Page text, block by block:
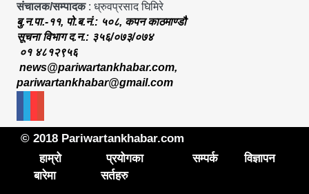
संचालक/सम्पादक: ध्रुवप्रसाद घिमिरे
बु.न.पा.-११, पो.ब.नं.: ५०८, कपन काठमाण्डौ
सूचना विभाग द.न.: ३५६/०७३/०७४
०१ ४८१२९५६
news@pariwartankhabar.com,
pariwartankhabar@gmail.com
© 2018 Pariwartankhabar.com
हाम्रो
बारेमा
प्रयोगका
सर्तहरु
सम्पर्क विज्ञापन